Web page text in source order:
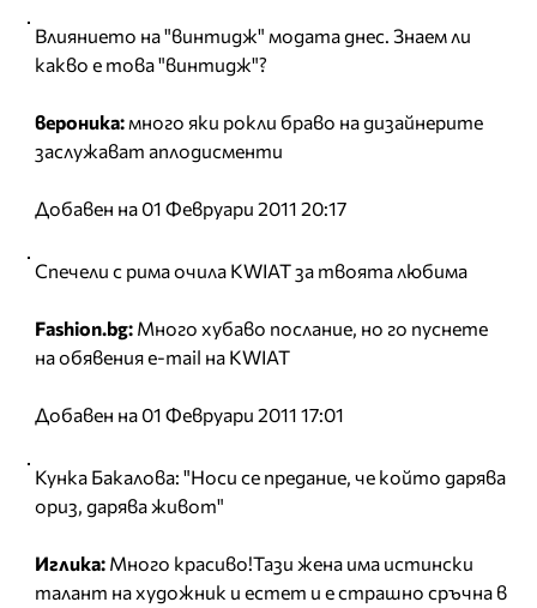
Влиянието на "винтидж" модата днес. Знаем ли
какво е това "винтидж"?
вероника:много яки рокли браво на дизайнерите
заслужават аплодисменти
Добавен на 01 Февруари 2011 20:17
Спечели с рима очила KWIAT за твоята любима
Fashion.bg: Много хубаво послание, но го пуснете
на обявения e-mail на KWIAT
Добавен на 01 Февруари 2011 17:01
Кунка Бакалова: "Носи се предание, че който дарява
ориз, дарява живот"
Иглика: Много красиво!Тази жена има истински
талант на художник и естет и е страшно сръчна в